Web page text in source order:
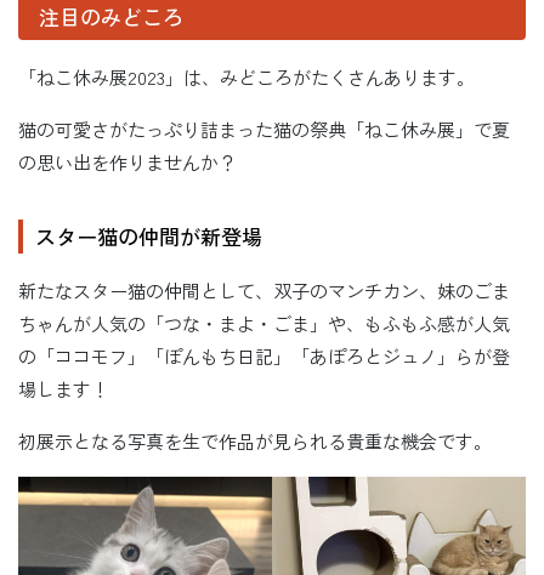
注目のみどころ
「ねこ休み展2023」は、みどころがたくさんあります。
猫の可愛さがたっぷり詰まった猫の祭典「ねこ休み展」で夏
の思い出を作りませんか？
スター猫の仲間が新登場
新たなスター猫の仲間として、双子のマンチカン、妹のごま
ちゃんが人気の「つな・まよ・ごま」や、もふもふ感が人気
の「ココモフ」「ぽんもち日記」「あぽろとジュノ」らが登
場します！
初展示となる写真を生で作品が見られる貴重な機会です。